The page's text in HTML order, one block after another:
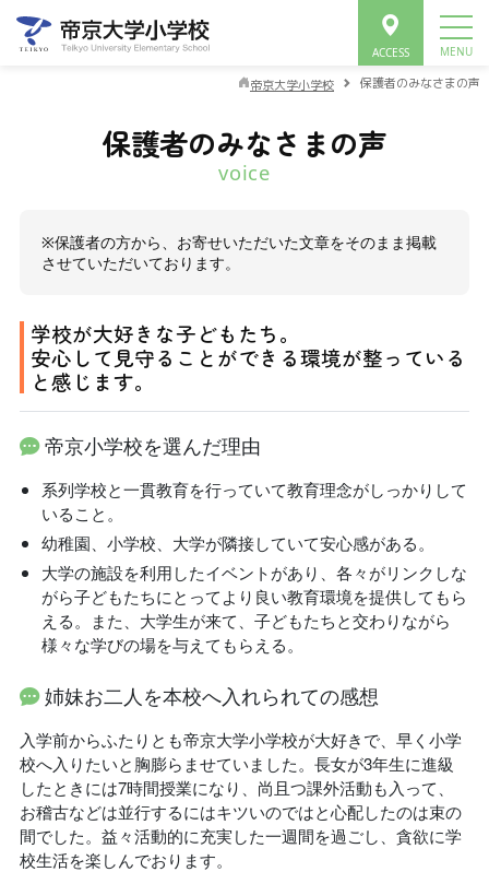
帝京大学小学校 保護者のみなさまの声
保護者のみなさまの声
voice
※保護者の方から、お寄せいただいた文章をそのまま掲載
させていただいております。
学校が大好きな子どもたち。
安心して見守ることができる環境が整っている
と感じます。
帝京小学校を選んだ理由
系列学校と一貫教育を行っていて教育理念がしっかりして
いること。
幼稚園、小学校、大学が隣接していて安心感がある。
大学の施設を利用したイベントがあり、各々がリンクしな
がら子どもたちにとってより良い教育環境を提供してもら
える。また、大学生が来て、子どもたちと交わりながら
様々な学びの場を与えてもらえる。
姉妹お二人を本校へ入れられての感想
入学前からふたりとも帝京大学小学校が大好きで、早く小学
校へ入りたいと胸膨らませていました。長女が3年生に進級
したときには7時間授業になり、尚且つ課外活動も入って、
お稽古などは並行するにはキツいのではと心配したのは束の
間でした。益々活動的に充実した一週間を過ごし、貪欲に学
校生活を楽しんでおります。